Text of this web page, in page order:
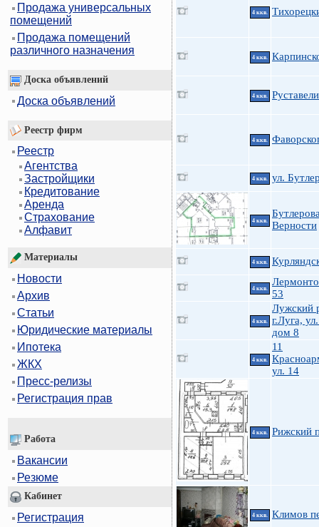
Продажа универсальных
помещений
Продажа помещений
различного назначения
Доска объявлений
Доска объявлений
Реестр фирм
Реестр
Агентства
Застройщики
Кредитование
Аренда
Страхование
Алфавит
Материалы
Новости
Архив
Статьи
Юридические материалы
Ипотека
ЖКХ
Пресс-релизы
Регистрация прав
Работа
Вакансии
Резюме
Кабинет
Регистрация
4 ккв.
4 ккв.
4 ккв.
4 ккв.
4 ккв. ул.
4 ккв.
Верности
4 ккв.
4 ккв.
53
4 ккв.
Лужский
г.Луга,
дом 8
4 ккв.
11
ул. 14
4 ккв. Рижский
4 ккв. Климов